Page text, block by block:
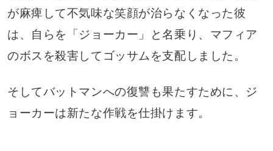
が麻痺して不気味な笑顔が治らなくなった彼
は、自らを「ジョーカー」と名乗り、マフィア
のボスを殺害してゴッサムを支配しました。
そしてバットマンへの復讐も果たすために、ジ
ョーカーは新たな作戦を仕掛けます。